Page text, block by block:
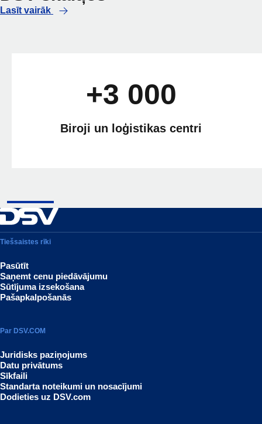
Lasīt vairāk
+3 000
Biroji un loģistikas centri
Tiešsaistes rīki
Pasūtīt
Saņemt cenu piedāvājumu
Sūtījuma izsekošana
Pašapkalpošanās
Par DSV.COM
Juridisks paziņojums
Datu privātums
Sīkfaili
Standarta noteikumi un nosacījumi
Dodieties uz DSV.com